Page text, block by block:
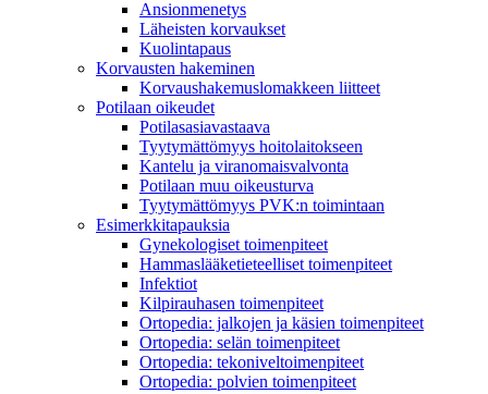
Ansionmenetys
Läheisten korvaukset
Kuolintapaus
Korvausten hakeminen
Korvaushakemuslomakkeen liitteet
Potilaan oikeudet
Potilasasiavastaava
Tyytymättömyys hoitolaitokseen
Kantelu ja viranomaisvalvonta
Potilaan muu oikeusturva
Tyytymättömyys PVK:n toimintaan
Esimerkkitapauksia
Gynekologiset toimenpiteet
Hammaslääketieteelliset toimenpiteet
Infektiot
Kilpirauhasen toimenpiteet
Ortopedia: jalkojen ja käsien toimenpiteet
Ortopedia: selän toimenpiteet
Ortopedia: tekoniveltoimenpiteet
Ortopedia: polvien toimenpiteet